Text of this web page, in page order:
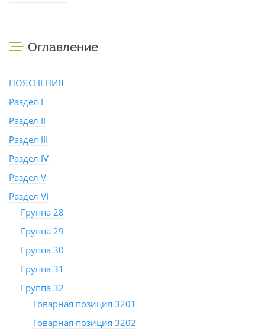
Оглавление
ПОЯСНЕНИЯ
Раздел I
Раздел II
Раздел III
Раздел IV
Раздел V
Раздел VI
Группа 28
Группа 29
Группа 30
Группа 31
Группа 32
Товарная позиция 3201
Товарная позиция 3202